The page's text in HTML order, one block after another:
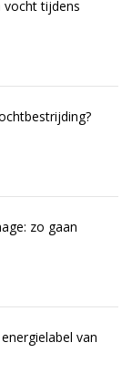
vocht tijdens
zo gaan
van